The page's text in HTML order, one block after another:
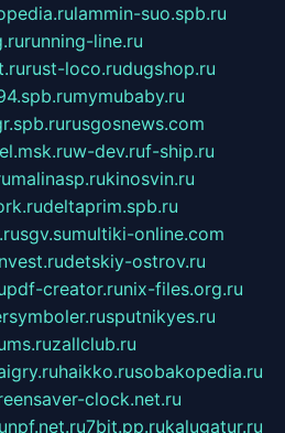
lammin-suo.spb.ru
running-line.ru
rust-loco.rudugshop.ru
mymubaby.ru
rusgosnews.com
w-dev.ruf-ship.ru
malinasp.rukinosvin.ru
deltaprim.spb.ru
sgv.sumultiki-online.com
detskiy-ostrov.ru
pdf-creator.runix-files.org.ru
sputnikyes.ru
zallclub.ru
haikko.rusobakopedia.ru
clock.net.ru
npf.net.ru7bit.pp.rukalugatur.ru